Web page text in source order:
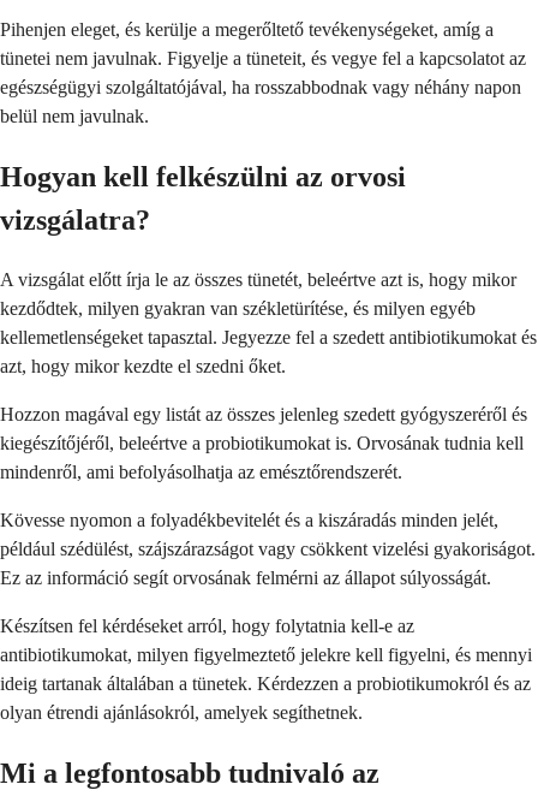
Pihenjen eleget, és kerülje a megerőltető tevékenységeket, amíg a
tünetei nem javulnak. Figyelje a tüneteit, és vegye fel a kapcsolatot az
egészségügyi szolgáltatójával, ha rosszabbodnak vagy néhány napon
belül nem javulnak.
Hogyan kell felkészülni az orvosi
vizsgálatra?
A vizsgálat előtt írja le az összes tünetét, beleértve azt is, hogy mikor
kezdődtek, milyen gyakran van székletürítése, és milyen egyéb
kellemetlenségeket tapasztal. Jegyezze fel a szedett antibiotikumokat és
azt, hogy mikor kezdte el szedni őket.
Hozzon magával egy listát az összes jelenleg szedett gyógyszeréről és
kiegészítőjéről, beleértve a probiotikumokat is. Orvosának tudnia kell
mindenről, ami befolyásolhatja az emésztőrendszerét.
Kövesse nyomon a folyadékbevitelét és a kiszáradás minden jelét,
például szédülést, szájszárazságot vagy csökkent vizelési gyakoriságot.
Ez az információ segít orvosának felmérni az állapot súlyosságát.
Készítsen fel kérdéseket arról, hogy folytatnia kell-e az
antibiotikumokat, milyen figyelmeztető jelekre kell figyelni, és mennyi
ideig tartanak általában a tünetek. Kérdezzen a probiotikumokról és az
olyan étrendi ajánlásokról, amelyek segíthetnek.
Mi a legfontosabb tudnivaló az